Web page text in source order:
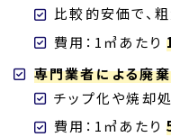
比較的安価で、
費用：1㎥あたり
専門業者による廃
チップ化や焼却
費用：1㎥あたり